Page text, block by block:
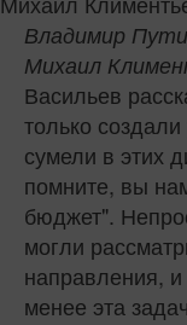
Владимир
Михаил
Васильев
только
сумели в этих
помните, вы
бюджет".
могли
направления,
менее эта